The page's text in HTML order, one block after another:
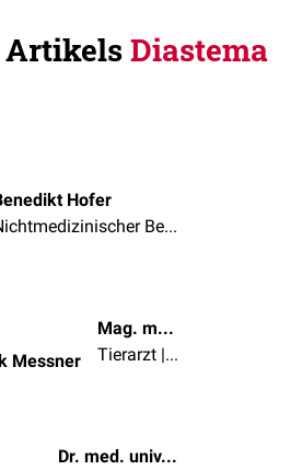
ArtikelsDiastema
Hofer
Nichtmedizinischer Beruf
Messner
Mag. med. vet. Patrick Messner
Tierarzt | Tierärztin
Dr. med. univ. Lars Gerlach